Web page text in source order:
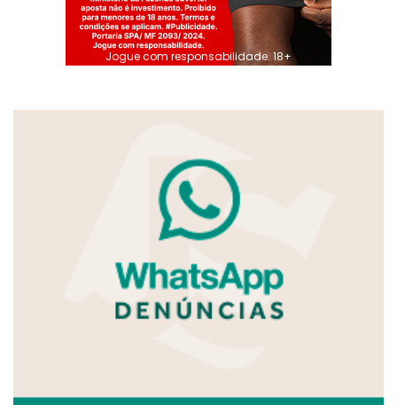
Jogue com responsabilidade. 18+